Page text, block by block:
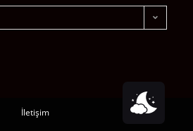
İletişim